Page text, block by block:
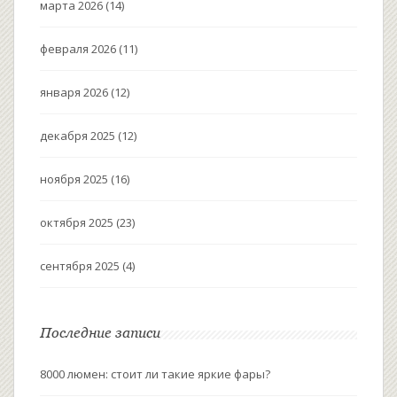
марта 2026 (14)
февраля 2026 (11)
января 2026 (12)
декабря 2025 (12)
ноября 2025 (16)
октября 2025 (23)
сентября 2025 (4)
Последние записи
8000 люмен: стоит ли такие яркие фары?